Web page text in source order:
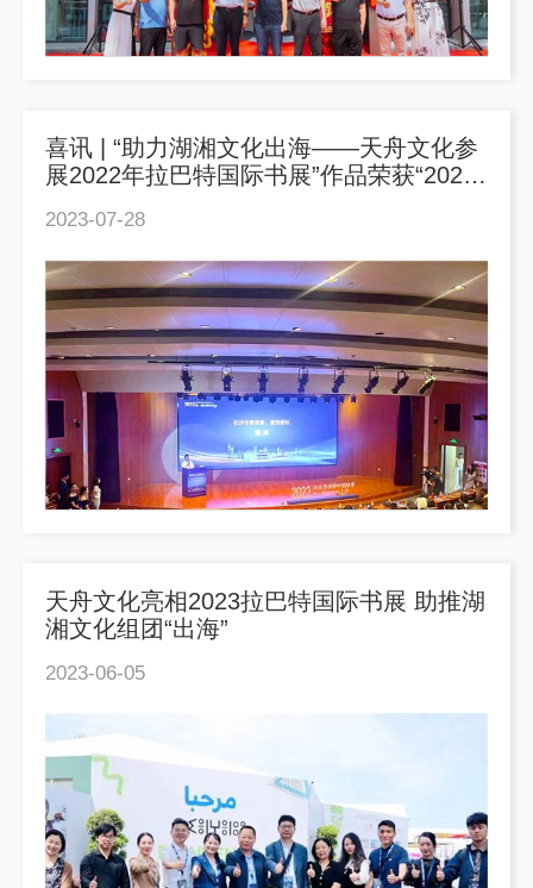
喜讯 | “助力湖湘文化出海——天舟文化参
展2022年拉巴特国际书展”作品荣获“2022
2023-07-28
天舟文化亮相2023拉巴特国际书展 助推湖
湘文化组团“出海”
2023-06-05